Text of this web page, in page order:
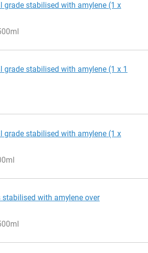
grade stabilised with amylene (1 x
grade stabilised with amylene (1 x 1
grade stabilised with amylene (1 x
stabilised with amylene over